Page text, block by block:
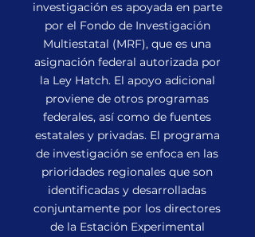
investigación es apoyada en parte
por el Fondo de Investigación
Multiestatal (MRF), que es una
asignación federal autorizada por
la Ley Hatch. El apoyo adicional
proviene de otros programas
federales, así como de fuentes
estatales y privadas. El programa
de investigación se enfoca en las
prioridades regionales que son
identificadas y desarrolladas
conjuntamente por los directores
de la Estación Experimental